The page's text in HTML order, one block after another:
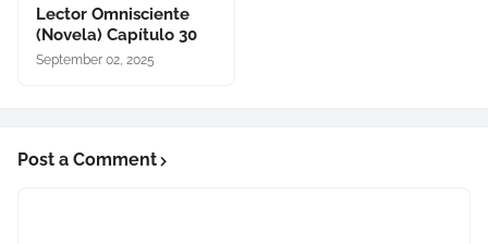
Lector Omnisciente
(Novela) Capítulo 30
September 02, 2025
Post a Comment